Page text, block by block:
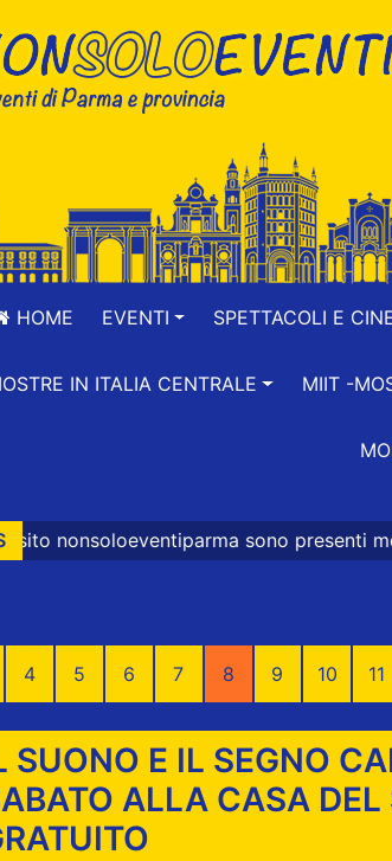
HOME EVENTI SPETTACOLI E
IN ITALIA CENTRALE MIIT -
sono presenti messaggi promozionali e
4 5 6 7 8 9 10 11
SUONO E IL SEGNO
ALLA CASA